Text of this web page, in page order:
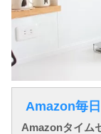
Amazon毎
Amazonタイム